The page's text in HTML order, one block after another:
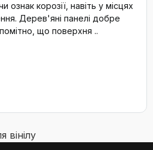
ознак корозії, навіть у місцях
Дерев'яні панелі добре
що поверхня ..
вінілу